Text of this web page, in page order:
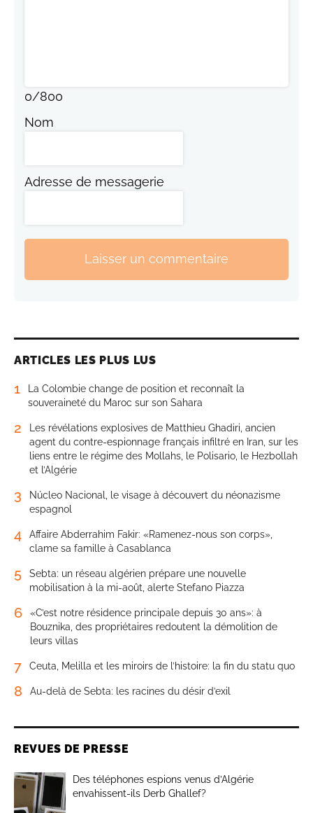
0/800
Nom
Adresse de messagerie
Laisser un commentaire
ARTICLES LES PLUS LUS
1
La Colombie change de position et reconnaît la
souveraineté du Maroc sur son Sahara
2
Les révélations explosives de Matthieu Ghadiri, ancien
agent du contre-espionnage français infiltré en Iran, sur les
liens entre le régime des Mollahs, le Polisario, le Hezbollah
et l’Algérie
3
Núcleo Nacional, le visage à découvert du néonazisme
espagnol
4
Affaire Abderrahim Fakir: «Ramenez-nous son corps»,
clame sa famille à Casablanca
5
Sebta: un réseau algérien prépare une nouvelle
mobilisation à la mi-août, alerte Stefano Piazza
6
«C’est notre résidence principale depuis 30 ans»: à
Bouznika, des propriétaires redoutent la démolition de
leurs villas
7 Ceuta, Melilla et les miroirs de l’histoire: la fin du statu quo
8 Au-delà de Sebta: les racines du désir d’exil
REVUES DE PRESSE
Des téléphones espions venus d’Algérie
envahissent-ils Derb Ghallef?